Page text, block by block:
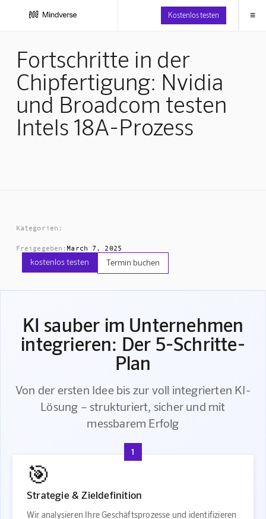
Kostenlos testen ≡
Fortschritte in der
Chipfertigung: Nvidia
und Broadcom testen
Intels 18A-Prozess
Kategorien:
Freigegeben: March 7, 2025
kostenlos testen Termin buchen
KI sauber im Unternehmen
integrieren: Der 5-Schritte-
Plan
Von der ersten Idee bis zur voll integrierten KI-
Lösung – strukturiert, sicher und mit
messbarem Erfolg
1
🎯
Strategie & Zieldefinition
Wir analysieren Ihre Geschäftsprozesse und identifizieren